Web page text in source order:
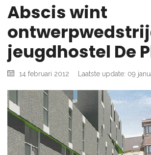
Abscis wint
jeugdhostel De
14 februari 2012 Laatste update: 09